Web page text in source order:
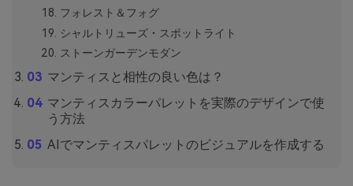
フォレスト＆フォグ
シャルトリューズ・スポットライト
ストーンガーデンモダン
マンティスと相性の良い色は？
マンティスカラーパレットを実際のデザインで使
う方法
AIでマンティスパレットのビジュアルを作成する